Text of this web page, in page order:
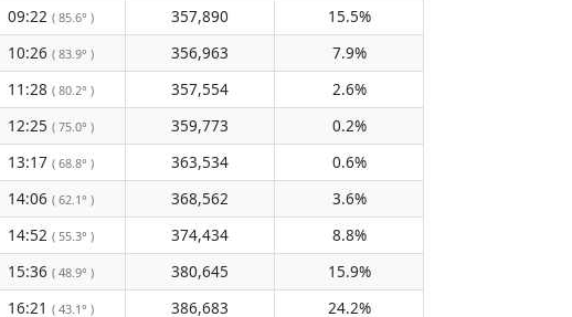
09:22 ( 85.6° ) 357,890
15.5%
10:26 ( 83.9° ) 356,963
7.9%
11:28 ( 80.2° ) 357,554
2.6%
12:25 ( 75.0° ) 359,773
0.2%
13:17 ( 68.8° ) 363,534
0.6%
14:06 ( 62.1° ) 368,562
3.6%
14:52 ( 55.3° ) 374,434
8.8%
15:36 ( 48.9° ) 380,645
15.9%
16:21 ( 43.1° ) 386,683
24.2%